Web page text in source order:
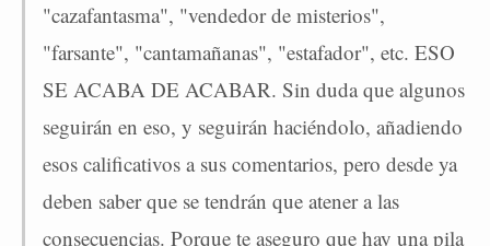
"cazafantasma", "vendedor de misterios",
"farsante", "cantamañanas", "estafador", etc. ESO
SE ACABA DE ACABAR. Sin duda que algunos
seguirán en eso, y seguirán haciéndolo, añadiendo
esos calificativos a sus comentarios, pero desde ya
deben saber que se tendrán que atener a las
consecuencias. Porque te aseguro que hay una pila